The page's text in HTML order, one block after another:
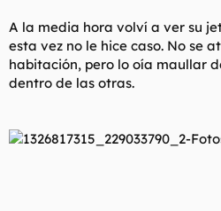
A la media hora volví a ver su
esta vez no le hice caso. No se
habitación, pero lo oía maullar
dentro de las otras.